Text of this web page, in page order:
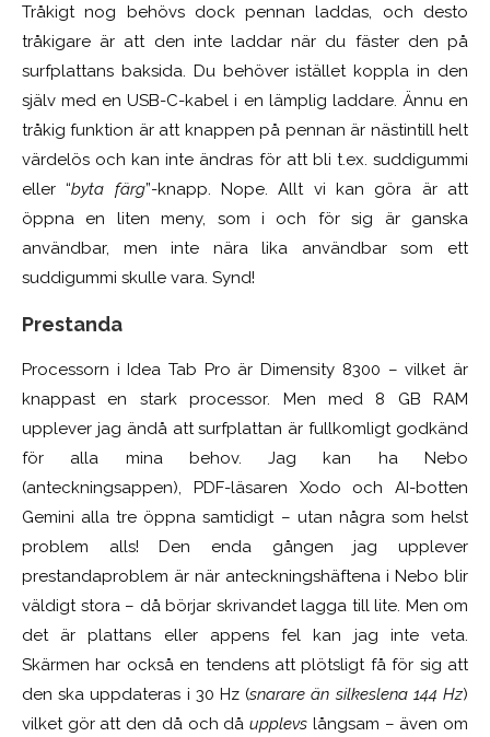
Tråkigt nog behövs dock pennan laddas, och desto
tråkigare är att den inte laddar när du fäster den på
surfplattans baksida. Du behöver istället koppla in den
själv med en USB-C-kabel i en lämplig laddare. Ännu en
tråkig funktion är att knappen på pennan är nästintill helt
värdelös och kan inte ändras för att bli t.ex. suddigummi
eller “byta färg”-knapp. Nope. Allt vi kan göra är att
öppna en liten meny, som i och för sig är ganska
användbar, men inte nära lika användbar som ett
suddigummi skulle vara. Synd!
Prestanda
Processorn i Idea Tab Pro är Dimensity 8300 – vilket är
knappast en stark processor. Men med 8 GB RAM
upplever jag ändå att surfplattan är fullkomligt godkänd
för alla mina behov. Jag kan ha Nebo
(anteckningsappen), PDF-läsaren Xodo och AI-botten
Gemini alla tre öppna samtidigt – utan några som helst
problem alls! Den enda gången jag upplever
prestandaproblem är när anteckningshäftena i Nebo blir
väldigt stora – då börjar skrivandet lagga till lite. Men om
det är plattans eller appens fel kan jag inte veta.
Skärmen har också en tendens att plötsligt få för sig att
den ska uppdateras i 30 Hz (snarare än silkeslena 144 Hz)
vilket gör att den då och dåupplevs långsam – även om